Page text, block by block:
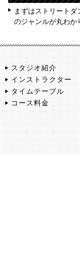
まずはストリート
のジャンルが丸わか
スタジオ紹介
インストラクター
タイムテーブル
コース料金